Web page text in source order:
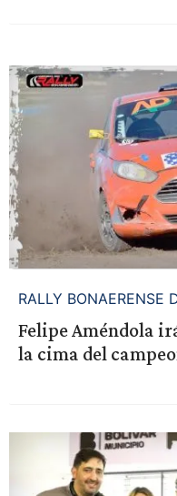
RALLY BONAERENSE
Felipe Améndola
la cima del